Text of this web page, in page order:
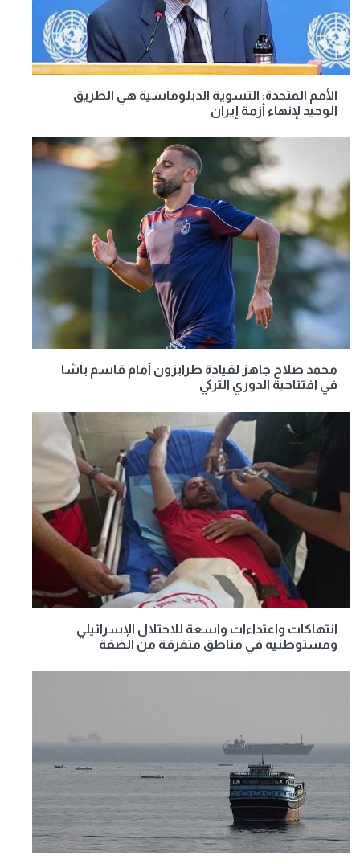
الأمم المتحدة: التسوية الدبلوماسية هي الطريق
الوحيد لإنهاء أزمة إيران
محمد صلاح جاهز لقيادة طرابزون أمام قاسم باشا
في افتتاحية الدوري التركي
انتهاكات واعتداءات واسعة للاحتلال الإسرائيلي
ومستوطنيه في مناطق متفرقة من الضفة